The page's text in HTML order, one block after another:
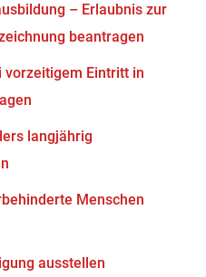
– Erlaubnis zur
beantragen
vorzeitigem Eintritt in
langjährig
Menschen
ausstellen